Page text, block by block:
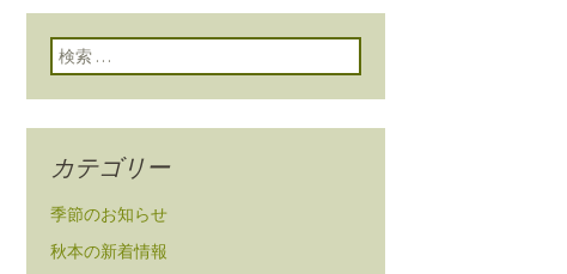
検索:
カテゴリー
季節のお知らせ
秋本の新着情報